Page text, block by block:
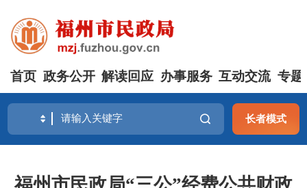
首页 政务公开 解读回应 办事服务 互动交流 专题
长者模式